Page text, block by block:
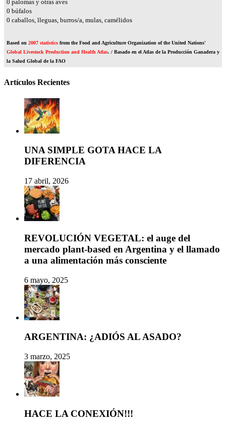
0 palomas y otras aves
0 búfalos
0 caballos, lleguas, burros/a, mulas, camélidos
Based on 2007 statistics from the Food and Agriculture Organization of the United Nations'
Global Livestock Production and Health Atlas. / Basado en el Atlas de la Producción Ganadera y
la Salud Global de la FAO
Artículos Recientes
UNA SIMPLE GOTA HACE LA
DIFERENCIA
17 abril, 2026
REVOLUCIÓN VEGETAL: el auge del
mercado plant-based en Argentina y el llamado
a una alimentación más consciente
6 mayo, 2025
ARGENTINA: ¿ADIÓS AL ASADO?
3 marzo, 2025
HACE LA CONEXIÓN!!!